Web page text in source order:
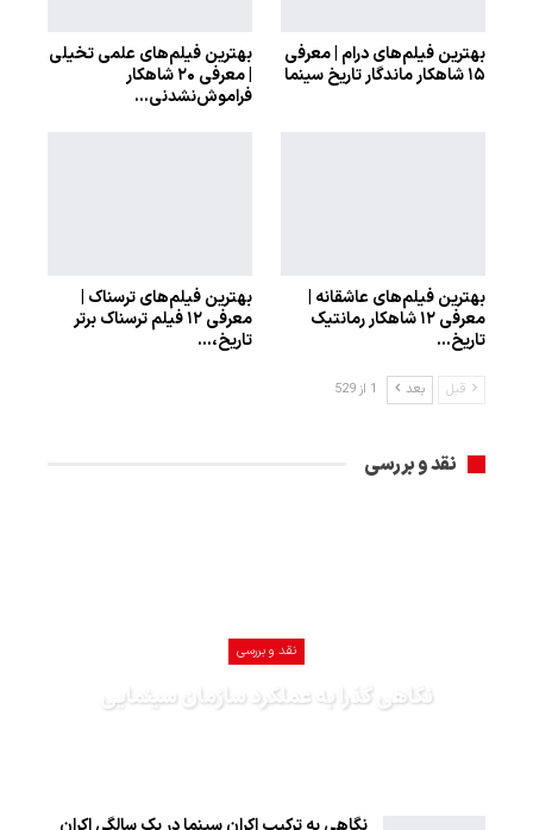
بهترین فیلم‌های درام | معرفی
۱۵ شاهکار ماندگار تاریخ سینما
بهترین فیلم‌های علمی تخیلی
| معرفی ۲۰ شاهکار
فراموش‌نشدنی…
بهترین فیلم‌های عاشقانه |
معرفی ۱۲ شاهکار رمانتیک
تاریخ…
بهترین فیلم‌های ترسناک |
معرفی ۱۲ فیلم ترسناک برتر
تاریخ،…
قبل بعد 1 از 529
نقد و بررسی
نقد و بررسی
نگاهی گذرا به عملکرد سازمان سینمایی